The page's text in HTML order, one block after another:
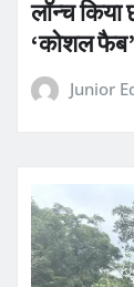
लॉन्च किया
‘कोशल फैब’
Junior